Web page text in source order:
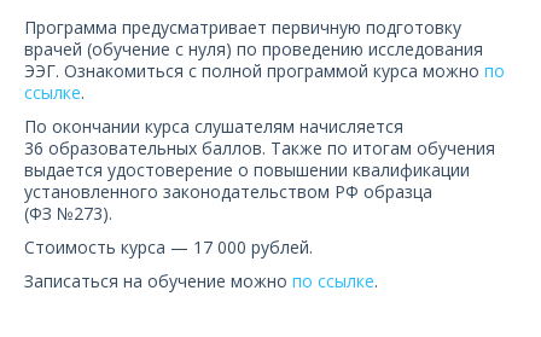
Программа предусматривает первичную подготовку
врачей (обучение с нуля) по проведению исследования
ЭЭГ. Ознакомиться с полной программой курса можно по
ссылке.
По окончании курса слушателям начисляется
36 образовательных баллов. Также по итогам обучения
выдается удостоверение о повышении квалификации
установленного законодательством РФ образца
(ФЗ №273).
Стоимость курса — 17 000 рублей.
Записаться на обучение можно по ссылке.